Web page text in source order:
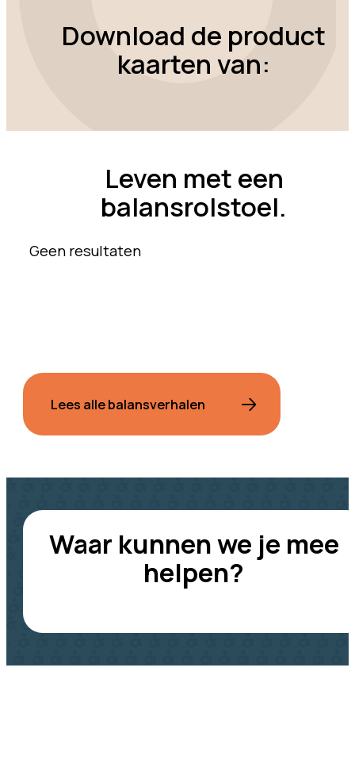
Download de product
kaarten van:
Leven met een
balansrolstoel.
Geen resultaten
Lees alle balansverhalen
Waar kunnen we je mee
helpen?